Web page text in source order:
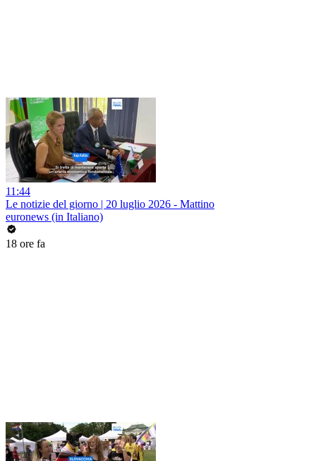
11:44
Le notizie del giorno | 20 luglio 2026 - Mattino
euronews (in Italiano)
18 ore fa